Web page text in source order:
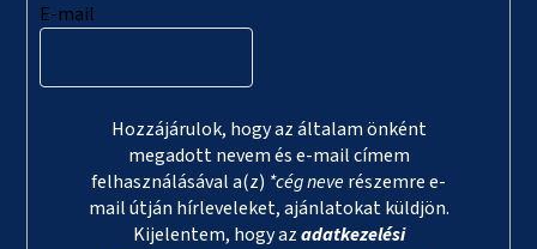
E-mail
Hozzájárulok, hogy az általam önként
megadott nevem és e-mail címem
felhasználásával a(z) *cég neverészemre e-
mail útján hírleveleket, ajánlatokat küldjön.
Kijelentem, hogy azadatkezelési